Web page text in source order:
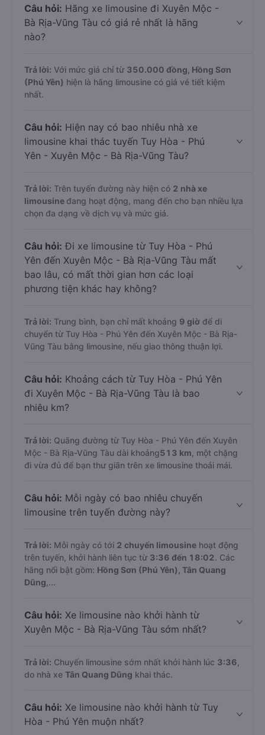
Câu hỏi: Hãng xe limousine đi Xuyên Mộc -
Bà Rịa-Vũng Tàu có giá rẻ nhất là hãng
nào?
Trả lời: Với mức giá chỉ từ 350.000 đồng, Hồng Sơn
(Phú Yên) hiện là hãng limousine có giá vé tiết kiệm
nhất.
Câu hỏi: Hiện nay có bao nhiêu nhà xe
limousine khai thác tuyến Tuy Hòa - Phú
Yên - Xuyên Mộc - Bà Rịa-Vũng Tàu?
Trả lời: Trên tuyến đường này hiện có 2 nhà xe
limousine đang hoạt động, mang đến cho bạn nhiều lựa
chọn đa dạng về dịch vụ và mức giá.
Câu hỏi: Đi xe limousine từ Tuy Hòa - Phú
Yên đến Xuyên Mộc - Bà Rịa-Vũng Tàu mất
bao lâu, có mất thời gian hơn các loại
phương tiện khác hay không?
Trả lời: Trung bình, bạn chỉ mất khoảng 9 giờ để di
chuyển từ Tuy Hòa - Phú Yên đến Xuyên Mộc - Bà Rịa-
Vũng Tàu bằng limousine, nếu giao thông thuận lợi.
Câu hỏi: Khoảng cách từ Tuy Hòa - Phú Yên
đi Xuyên Mộc - Bà Rịa-Vũng Tàu là bao
nhiêu km?
Trả lời: Quãng đường từ Tuy Hòa - Phú Yên đến Xuyên
Mộc - Bà Rịa-Vũng Tàu dài khoảng513 km , một chặng
đi vừa đủ để bạn thư giãn trên xe limousine thoải mái.
Câu hỏi: Mỗi ngày có bao nhiêu chuyến
limousine trên tuyến đường này?
Trả lời: Mỗi ngày có tới 2 chuyến limousine hoạt động
trên tuyến, khởi hành liên tục từ 3:36 đến 18:02. Các
hãng nổi bật gồm: Hồng Sơn (Phú Yên), Tân Quang
Dũng ,...
Câu hỏi: Xe limousine nào khởi hành từ
Xuyên Mộc - Bà Rịa-Vũng Tàu sớm nhất?
Trả lời: Chuyến limousine sớm nhất khởi hành lúc 3:36
do nhà xe Tân Quang Dũng khai thác.
Câu hỏi: Xe limousine nào khởi hành từ Tuy
Hòa - Phú Yên muộn nhất?